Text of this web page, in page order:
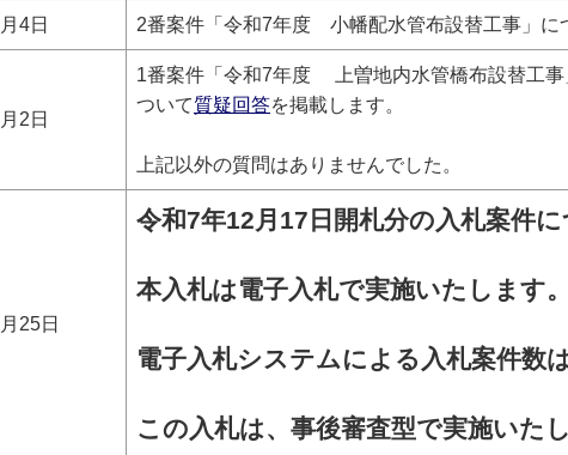
4日 2番案件「令和7年度 小幡配水管布設替工事」に
2日
1番案件「令和7年度 上曽地内水管橋布設替工
ついて質疑回答を掲載します。
上記以外の質問はありませんでした。
25日
令和7年12月17日 開札分の入札案件に
本入札は電子入札で実施いたします。
電子入札システムによる入札案件数
この入札は、事後審査型で実施いたし